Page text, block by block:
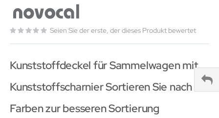
Seien Sie der erste, der dieses Produkt bewertet
Kunststoffdeckel für Sammelwagen mit
Kunststoffscharnier Sortieren Sie nach
Farben zur besseren Sortierung